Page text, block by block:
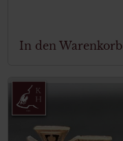
In den Warenkorb